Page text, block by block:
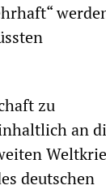
zu
an
deutschen